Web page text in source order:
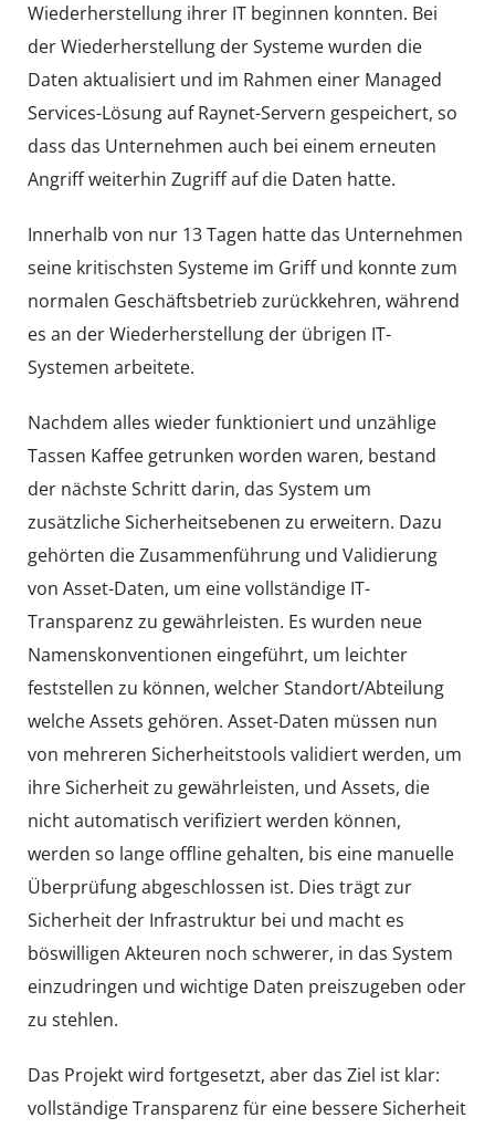
Wiederherstellung ihrer IT beginnen konnten. Bei
der Wiederherstellung der Systeme wurden die
Daten aktualisiert und im Rahmen einer Managed
Services-Lösung auf Raynet-Servern gespeichert, so
dass das Unternehmen auch bei einem erneuten
Angriff weiterhin Zugriff auf die Daten hatte.
Innerhalb von nur 13 Tagen hatte das Unternehmen
seine kritischsten Systeme im Griff und konnte zum
normalen Geschäftsbetrieb zurückkehren, während
es an der Wiederherstellung der übrigen IT-
Systemen arbeitete.
Nachdem alles wieder funktioniert und unzählige
Tassen Kaffee getrunken worden waren, bestand
der nächste Schritt darin, das System um
zusätzliche Sicherheitsebenen zu erweitern. Dazu
gehörten die Zusammenführung und Validierung
von Asset-Daten, um eine vollständige IT-
Transparenz zu gewährleisten. Es wurden neue
Namenskonventionen eingeführt, um leichter
feststellen zu können, welcher Standort/Abteilung
welche Assets gehören. Asset-Daten müssen nun
von mehreren Sicherheitstools validiert werden, um
ihre Sicherheit zu gewährleisten, und Assets, die
nicht automatisch verifiziert werden können,
werden so lange offline gehalten, bis eine manuelle
Überprüfung abgeschlossen ist. Dies trägt zur
Sicherheit der Infrastruktur bei und macht es
böswilligen Akteuren noch schwerer, in das System
einzudringen und wichtige Daten preiszugeben oder
zu stehlen.
Das Projekt wird fortgesetzt, aber das Ziel ist klar:
vollständige Transparenz für eine bessere Sicherheit